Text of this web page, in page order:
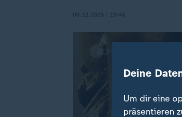
06.12.2025 | 19:45
Deine
Um dir eine
präsentieren